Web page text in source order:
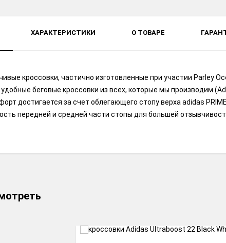
ХАРАКТЕРИСТИКИ О ТОВАРЕ
кроссовки, частично изготовленные при участии Parley
беговые кроссовки из всех, которые мы производим
достигается за счет облегающего стопу верха adidas
передней и средней части стопы для большей